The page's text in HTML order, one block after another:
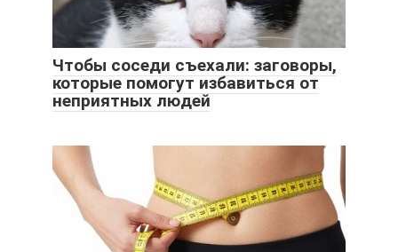
Чтобы соседи съехали: заговоры,
которые помогут избавиться от
неприятных людей